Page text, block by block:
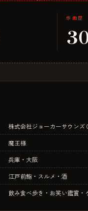
作曲歴
株式会社ジョーカーサウンズ
魔王様
兵庫・大阪
江戸前鮨・スルメ・酒
飲み食べ歩き・お笑い鑑賞・